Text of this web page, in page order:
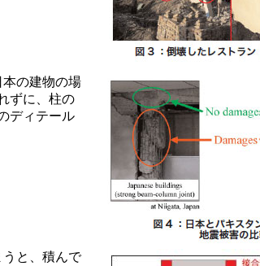
の建物の場
ずに、柱の
ディテール
と、積んで